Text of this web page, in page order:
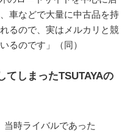
車などで大量に中古品を持
るので、実はメルカリと競
るのです」（同）
てしまったTSUTAYAの
時ライバルであった